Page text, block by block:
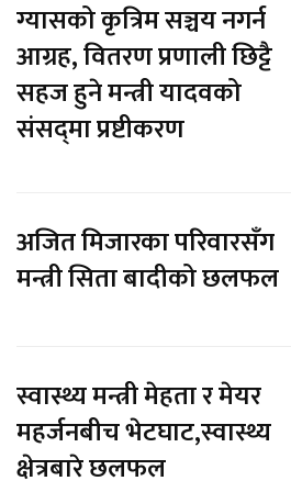
ग्यासको कृत्रिम सञ्चय नगर्न
आग्रह, वितरण प्रणाली छिट्टै
सहज हुने मन्त्री यादवको
संसद्‌मा प्रष्टीकरण
अजित मिजारका परिवारसँग
मन्त्री सिता बादीको छलफल
स्वास्थ्य मन्त्री मेहता र मेयर
महर्जनबीच भेटघाट,स्वास्थ्य
क्षेत्रबारे छलफल